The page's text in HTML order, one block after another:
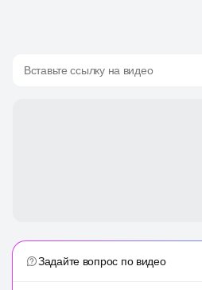
Вставьте ссылку на видео
Задайте вопрос по видео